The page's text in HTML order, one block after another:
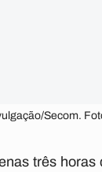
Secom.
três